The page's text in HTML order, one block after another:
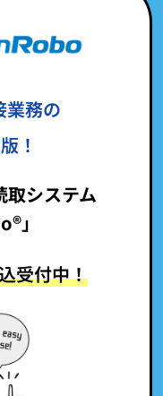
業務の
！
取システム
」
受付中！